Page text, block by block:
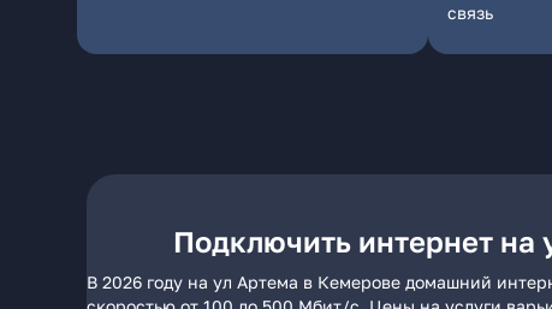
связь
Подключить интернет на
В 2026 году на ул Артема в Кемерове домашний